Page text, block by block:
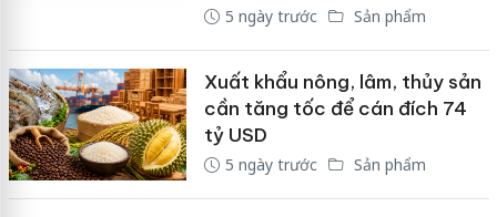
5 ngày trước Sản phẩm
Xuất khẩu nông, lâm, thủy sản
cần tăng tốc để cán đích 74
tỷ USD
5 ngày trước Sản phẩm